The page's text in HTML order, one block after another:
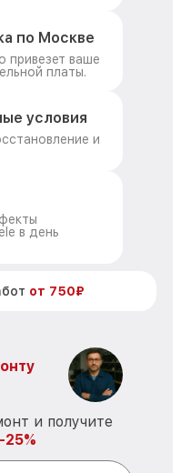
по Москве
привезет ваше
платы.
условия
и
в день
от 750₽
и получите